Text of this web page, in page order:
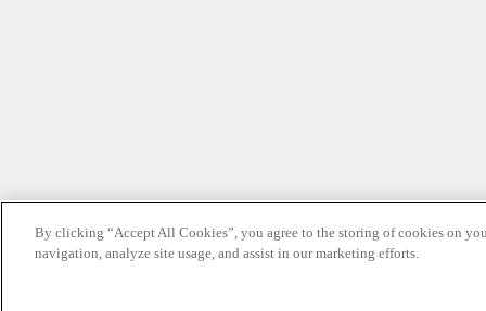
By clicking “Accept All Cookies”, you agree to the storing of cookies on
navigation, analyze site usage, and assist in our marketing efforts.